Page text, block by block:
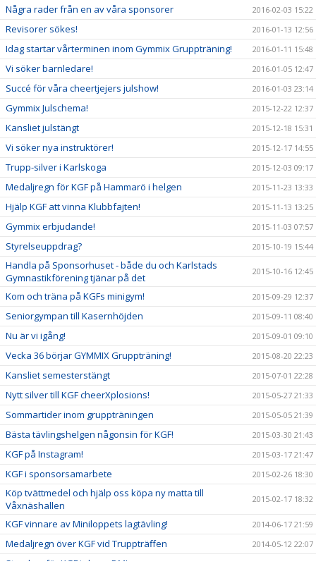
Några rader från en av våra sponsorer 2016-02-03 15:22
Revisorer sökes! 2016-01-13 12:56
Idag startar vårterminen inom Gymmix Gruppträning! 2016-01-11 15:48
Vi söker barnledare! 2016-01-05 12:47
Succé för våra cheertjejers julshow! 2016-01-03 23:14
Gymmix Julschema! 2015-12-22 12:37
Kansliet julstängt 2015-12-18 15:31
Vi söker nya instruktörer! 2015-12-17 14:55
Trupp-silver i Karlskoga 2015-12-03 09:17
Medaljregn för KGF på Hammarö i helgen 2015-11-23 13:33
Hjälp KGF att vinna Klubbfajten! 2015-11-13 13:25
Gymmix erbjudande! 2015-11-03 07:57
Styrelseuppdrag? 2015-10-19 15:44
Handla på Sponsorhuset - både du och Karlstads
Gymnastikförening tjänar på det
2015-10-16 12:45
Kom och träna på KGFs minigym! 2015-09-29 12:37
Seniorgympan till Kasernhöjden 2015-09-11 08:40
Nu är vi igång! 2015-09-01 09:10
Vecka 36 börjar GYMMIX Gruppträning! 2015-08-20 22:23
Kansliet semesterstängt 2015-07-01 22:28
Nytt silver till KGF cheerXplosions! 2015-05-27 21:33
Sommartider inom gruppträningen 2015-05-05 21:39
Bästa tävlingshelgen någonsin för KGF! 2015-03-30 21:43
KGF på Instagram! 2015-03-17 21:47
KGF i sponsorsamarbete 2015-02-26 18:30
Köp tvättmedel och hjälp oss köpa ny matta till
Våxnäshallen
2015-02-17 18:32
KGF vinnare av Miniloppets lagtävling! 2014-06-17 21:59
Medaljregn över KGF vid Truppträffen 2014-05-12 22:07